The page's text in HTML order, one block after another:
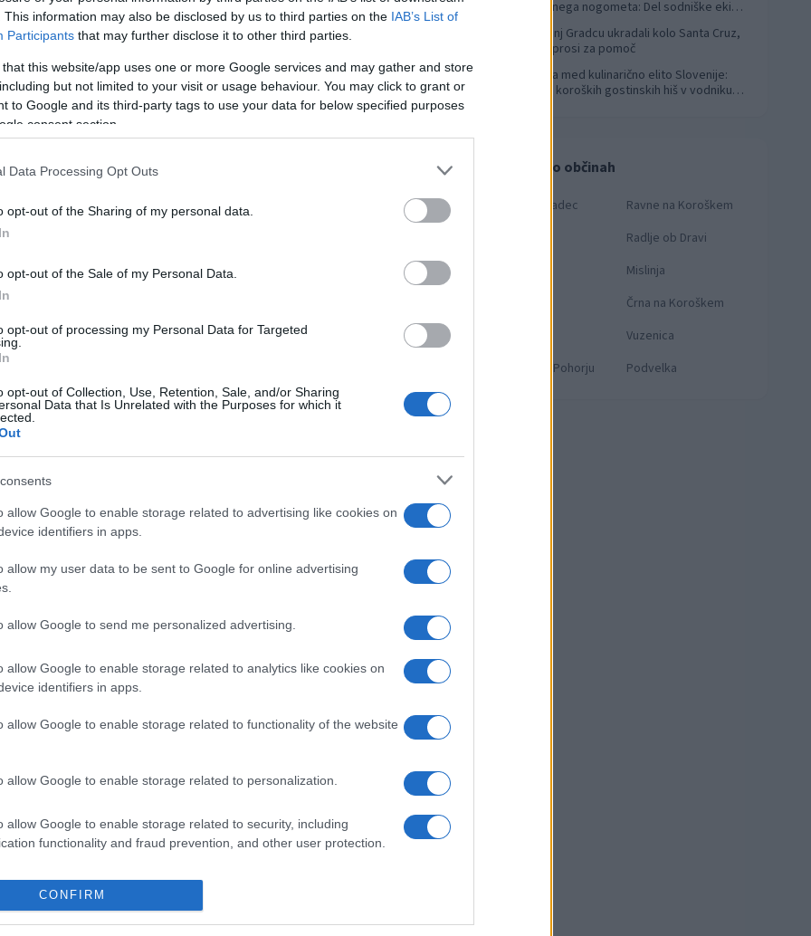
This information may also be disclosed by us to third parties on the IAB’s List of
Participants that may further disclose it to other third parties.
that this website/app uses one or more Google services and may gather and store
but not limited to your visit or usage behaviour. You may click to grant or
to Google and its third-party tags to use your data for below specified purposes
consent section.
Data Processing Opt Outs
opt-out of the Sharing of my personal data.
opt-out of the Sale of my Personal Data.
opt-out of processing my Personal Data for Targeted
opt-out of Collection, Use, Retention, Sale, and/or Sharing
Data that Is Unrelated with the Purposes for which it
allow Google to enable storage related to advertising like cookies on
identifiers in apps.
allow my user data to be sent to Google for online advertising
allow Google to send me personalized advertising.
allow Google to enable storage related to analytics like cookies on
identifiers in apps.
allow Google to enable storage related to functionality of the website
allow Google to enable storage related to personalization.
allow Google to enable storage related to security, including
functionality and fraud prevention, and other user protection.
CONFIRM
neobičajne dejavnosti na delovnem mestu koristi ne
perspektivi podjetja.
prakticirali, in sicer od 30 do 60 minut dnevno, odvisno za
da zaposljujejo posebej usposobljene
in zagotavljenje pomoči prisprostitvi delavcev s
kazensko odgovoren za javno spodbujanje sovraštva, nasilja ali nestrpnosti.
vsebinami bodo odstranjeni.
spanje
svetovnega nogometa: Del sodniške ekipe
V Slovenj Gradcu ukradali kolo Santa Cruz,
lastnik prosi za pomoč
Koroška med kulinarično elito Slovenije:
Sedem koroških gostinskih hiš v vodniku
Novice po občinah
Slovenj Gradec
Ravne na Koroškem
Radlje ob Dravi
Mislinja
Črna na Koroškem
Vuzenica
Ribnica na Pohorju
Podvelka